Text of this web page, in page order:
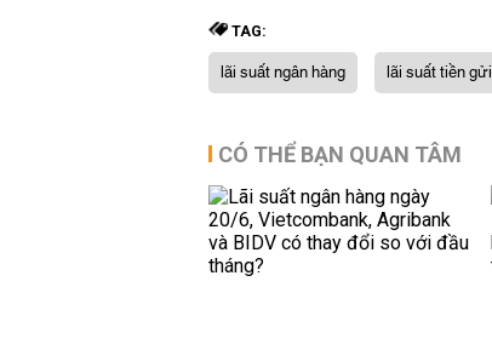
TAG:
lãi suất ngân hàng lãi suất tiền gửi
CÓ THỂ BẠN QUAN TÂM